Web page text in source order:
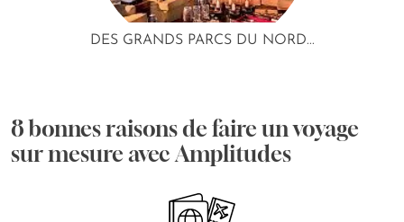
DES GRANDS PARCS DU NORD...
8 bonnes raisons de faire un voyage
sur mesure avec Amplitudes